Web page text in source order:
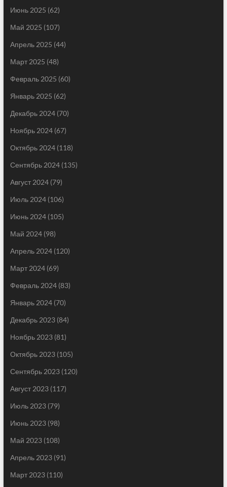
Июнь 2025 (62)
Май 2025 (107)
Апрель 2025 (44)
Март 2025 (48)
Февраль 2025 (60)
Январь 2025 (62)
Декабрь 2024(70)
Ноябрь 2024(67)
Октябрь 2024(118)
Сентябрь 2024(135)
Август 2024(79)
Июль 2024(106)
Июнь 2024(105)
Май 2024(98)
Апрель 2024(120)
Март 2024(69)
Февраль 2024(83)
Январь 2024(70)
Декабрь 2023(84)
Ноябрь 2023(81)
Октябрь 2023(105)
Сентябрь 2023(120)
Август 2023(117)
Июль 2023(79)
Июнь 2023(98)
Май 2023(108)
Апрель 2023(91)
Март 2023(110)